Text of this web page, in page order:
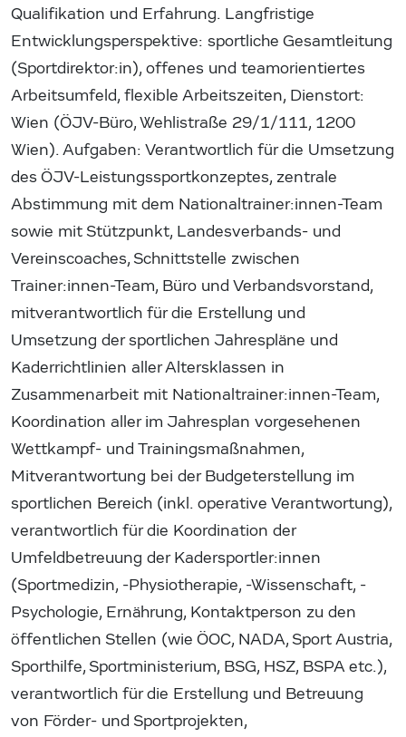
Qualifikation und Erfahrung. Langfristige
Entwicklungsperspektive: sportliche Gesamtleitung
(Sportdirektor:in), offenes und teamorientiertes
Arbeitsumfeld, flexible Arbeitszeiten, Dienstort:
Wien (ÖJV-Büro, Wehlistraße 29/1/111, 1200
Wien). Aufgaben: Verantwortlich für die Umsetzung
des ÖJV-Leistungssportkonzeptes, zentrale
Abstimmung mit dem Nationaltrainer:innen-Team
sowie mit Stützpunkt, Landesverbands- und
Vereinscoaches, Schnittstelle zwischen
Trainer:innen-Team, Büro und Verbandsvorstand,
mitverantwortlich für die Erstellung und
Umsetzung der sportlichen Jahrespläne und
Kaderrichtlinien aller Altersklassen in
Zusammenarbeit mit Nationaltrainer:innen-Team,
Koordination aller im Jahresplan vorgesehenen
Wettkampf- und Trainingsmaßnahmen,
Mitverantwortung bei der Budgeterstellung im
sportlichen Bereich (inkl. operative Verantwortung),
verantwortlich für die Koordination der
Umfeldbetreuung der Kadersportler:innen
(Sportmedizin, -Physiotherapie, -Wissenschaft, -
Psychologie, Ernährung, Kontaktperson zu den
öffentlichen Stellen (wie ÖOC, NADA, Sport Austria,
Sporthilfe, Sportministerium, BSG, HSZ, BSPA etc.),
verantwortlich für die Erstellung und Betreuung
von Förder- und Sportprojekten,